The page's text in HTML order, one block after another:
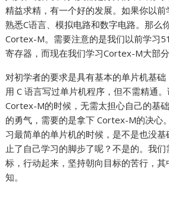
精益求精，有一个好的发展。如果你以
熟悉C语言、模拟电路和数字电路。那么
Cortex-M。需要注意的是我们以前学习
寄存器，而现在我们学习Cortex-M大部分
对初学者的要求是具有基本的单片机基
用 C 语言写过单片机程序，但不需精通
Cortex-M的时候，无需太担心自己的基
的勇气，需要的是拿下 Cortex-M的决心
习最简单的单片机的时候，是不是也没
止了自己学习的脚步了呢？不是的。我们
标，行动起来，坚持朝向目标的苦行，
知。